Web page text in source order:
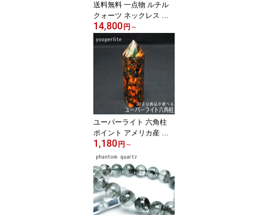
送料無料 一点物 ルチル
クォーツ ネックレス 好
きな商品が選べる タイチ
ンルチル necklace ルチ
レイテッドクォーツ メン
ズ レディース
14,800 円 ～
ユーパーライト 六角柱
ポイント アメリカ産 好
きな商品が選べる 蛍光性
方ソーダ石 UVライトで
光る 置物 yooperlite パワ
ーストーン 天然石 一点
物
1,180 円 ～